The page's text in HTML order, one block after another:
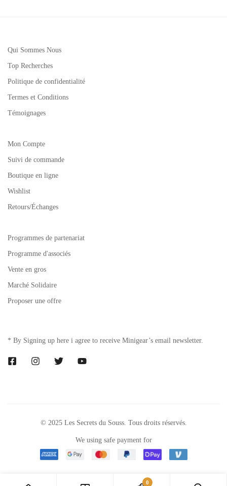
Qui Sommes Nous
Top Recherches
Politique de confidentialité
Termes et Conditions
Témoignages
Mon Compte
Suivi de commande
Boutique en ligne
Wishlist
Retours/Échanges
Programmes de partenariat
Programme d'associés
Vente en gros
Marché Solidaire
Proposer une offre
* By Signing up here i agree to receive Minigear’s email newsletter.
© 2025 Les Secrets du Souss. Tous droits réservés.
We using safe payment for
0